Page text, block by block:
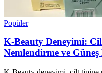
Popüler
K-Beauty Deneyimi:
Nemlendirme ve